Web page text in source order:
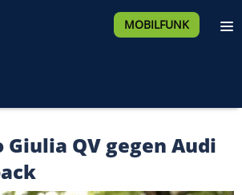
MOBILFUNK
Giulia QV gegen Audi